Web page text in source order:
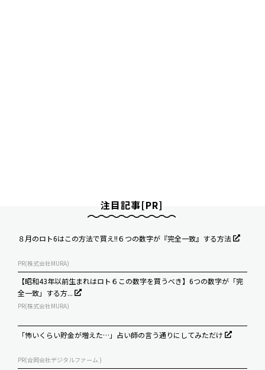
注目記事[PR]
８月のロト6はこの方法で買え!!６つの数字が『完全一致』する方法
PR(株式会社MURA)
【昭和43年以前生まれはロト６この数字を買うべき】6つの数字が「完
全一致」する方...
PR(株式会社MURA)
「怖いくらい貯金が増えた…」占い師の言う通りにしてみただけ
PR(合同会社デジタルファーム )